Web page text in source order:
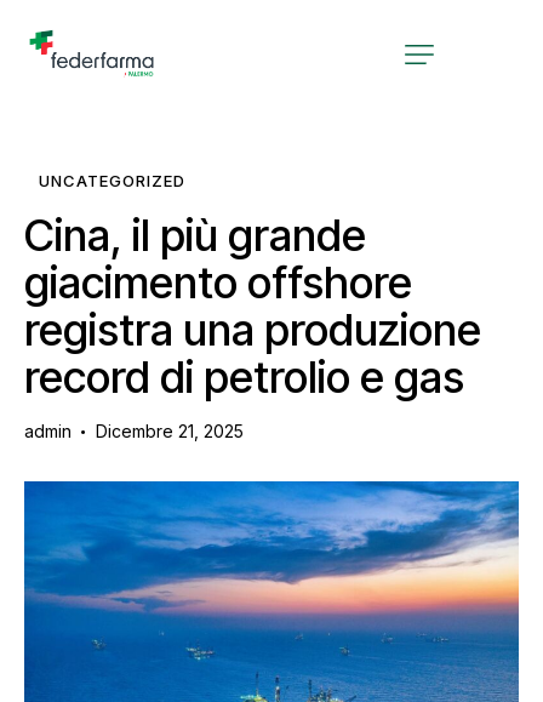
UNCATEGORIZED
Cina, il più grande
giacimento offshore
registra una produzione
record di petrolio e gas
admin Dicembre 21, 2025